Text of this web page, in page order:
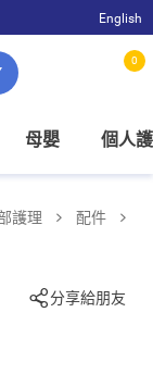
English
0
母嬰 個人
護理
配件
分享給朋友